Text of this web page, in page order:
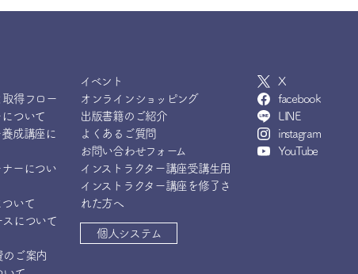
取得フロー
ついて
成講座に
ナーについ
ついて
スについて
のご案内
イベント
オンラインショッピング
出版書籍のご紹介
よくあるご質問
お問い合わせフォーム
インストラクター講座受講生用
インストラクター講座を修了さ
れた方へ
個人システム
X
facebook
LINE
instagram
YouTube